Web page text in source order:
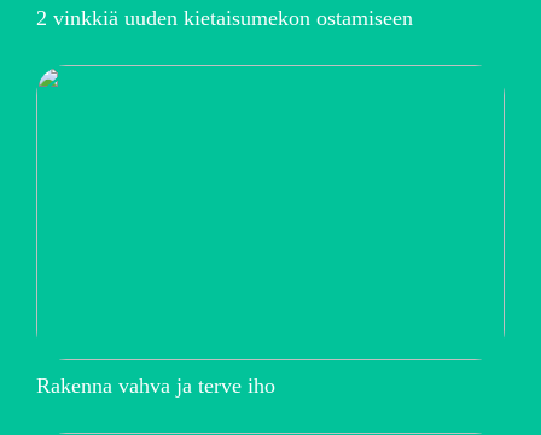
2 vinkkiä uuden kietaisumekon ostamiseen
Rakenna vahva ja terve iho